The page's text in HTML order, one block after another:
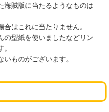
海賊版に当たるようなものは
はこれに当たりません。
の型紙を使いましたなどリン
ものがございます。